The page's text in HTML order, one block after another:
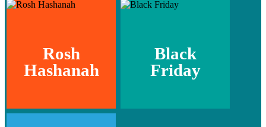
Rosh
Hashanah
Black
Friday